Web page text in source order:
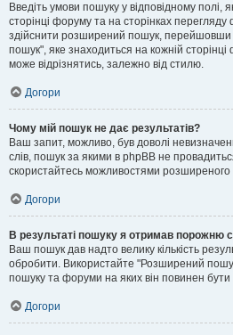
Введіть умови пошуку у відповідному полі,
сторінці форуму та на сторінках
здійснити розширений пошук,
пошук", яке знаходиться на кожній
може відрізнятись, залежно від стилю.
Догори
Чому мій пошук не дає результатів?
Ваш запит, можливо, був доволі
слів, пошук за якими в phpBB не
скористайтесь можливостями розширеного
Догори
В результаті пошуку я отримав порожню
Ваш пошук дав надто велику кількість
обробити. Використайте "Розширений
пошуку та форуми на яких він повинен бути
Догори